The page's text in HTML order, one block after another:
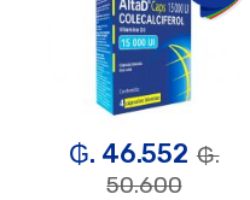
₲. 46.552 ₲.
50.600